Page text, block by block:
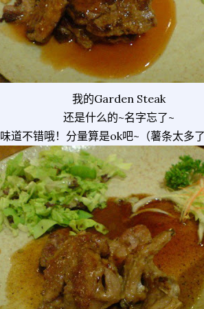
我的Garden Steak
还是什么的~名字忘了~
味道不错哦！分量算是ok吧~（薯条太多